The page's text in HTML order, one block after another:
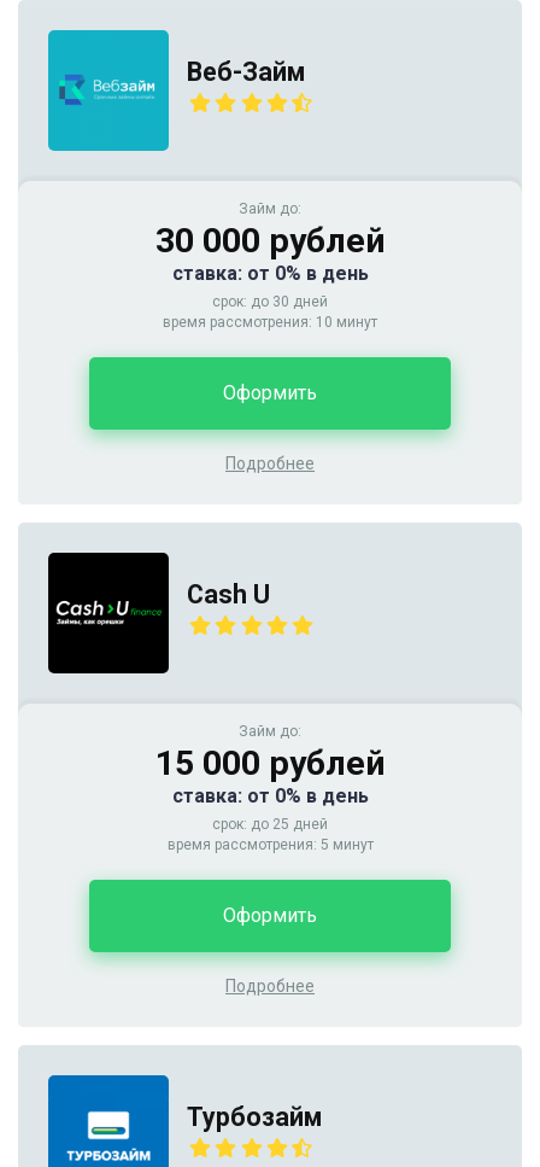
Веб-Займ
Займ до:
30 000 рублей
ставка: от 0% в день
срок: до 30 дней
время рассмотрения: 10 минут
Подробнее
Оформить
Cash U
Займ до:
15 000 рублей
ставка: от 0% в день
срок: до 25 дней
время рассмотрения: 5 минут
Подробнее
Оформить
Турбозайм